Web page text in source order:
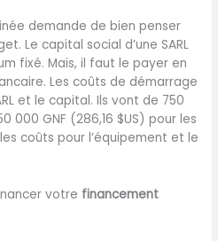
demande de bien penser
Le capital social d’une SARL
fixé. Mais, il faut le payer en
Les coûts de démarrage
et le capital. Ils vont de 750
000 GNF (286,16 $US) pour les
coûts pour l’équipement et le
votre financement